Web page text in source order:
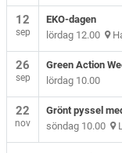
12
sep
EKO-dagen
lördag 12.00
26
sep
Green Action
lördag 10.00
22
nov
Grönt pyssel
söndag 10.00